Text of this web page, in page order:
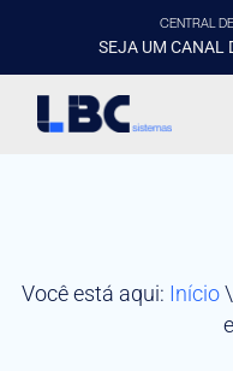
CENTRAL
SEJA UM CANAL
Você está aqui: Início\